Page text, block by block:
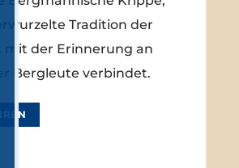
Tradition der
mit der Erinnerung an
Bergleute verbindet.